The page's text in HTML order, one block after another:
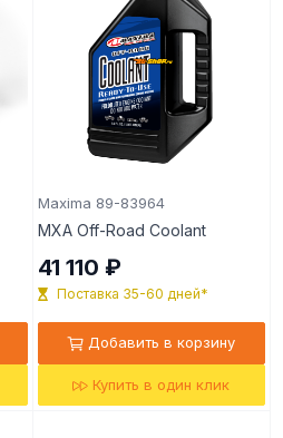
Maxima 89-83964
MXA Off-Road Coolant
41 110 ₽
Поставка 35-60 дней*
Добавить в корзину
Купить в один клик